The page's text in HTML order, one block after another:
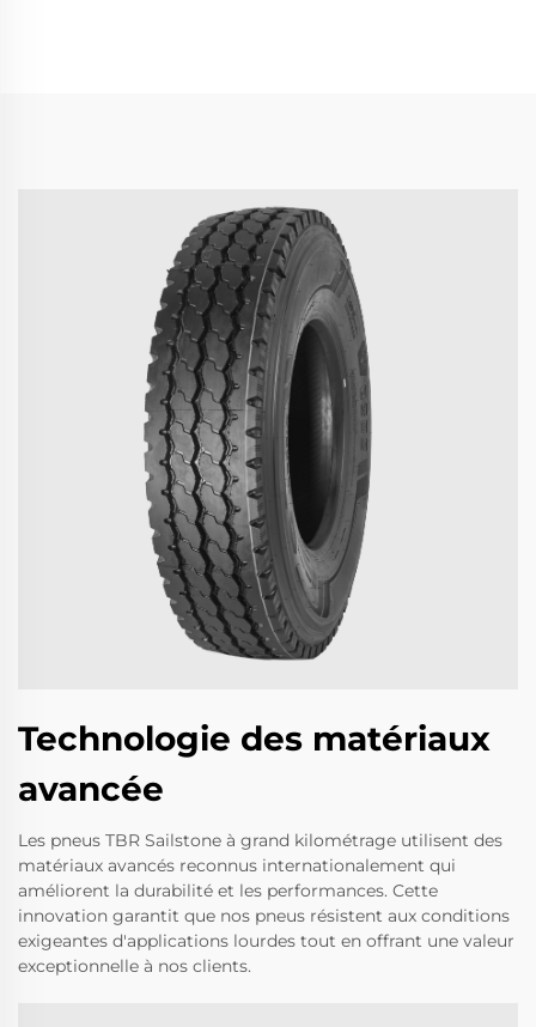
Technologie des matériaux
avancée
Les pneus TBR Sailstone à grand kilométrage utilisent des
matériaux avancés reconnus internationalement qui
améliorent la durabilité et les performances. Cette
innovation garantit que nos pneus résistent aux conditions
exigeantes d'applications lourdes tout en offrant une valeur
exceptionnelle à nos clients.